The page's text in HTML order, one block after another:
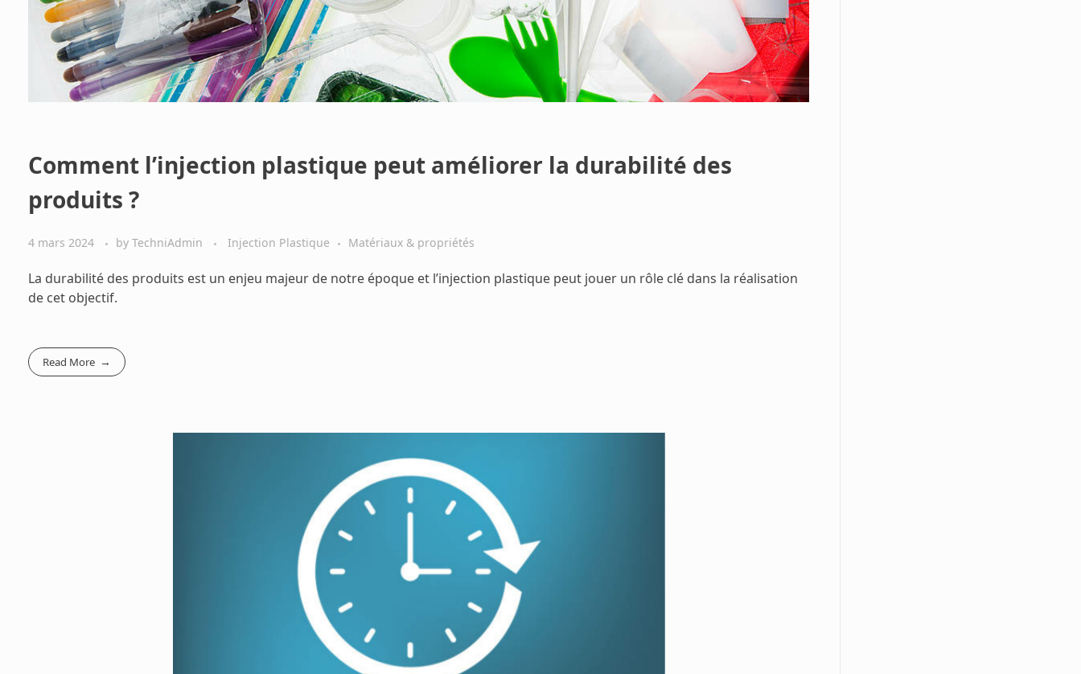
Comment l’injection plastique peut améliorer la durabilité des
produits ?
4 mars 2024 by TechniAdmin Injection Plastique Matériaux & propriétés
La durabilité des produits est un enjeu majeur de notre époque et l’injection plastique peut jouer un rôle clé dans la réalisation
de cet objectif.
Read More